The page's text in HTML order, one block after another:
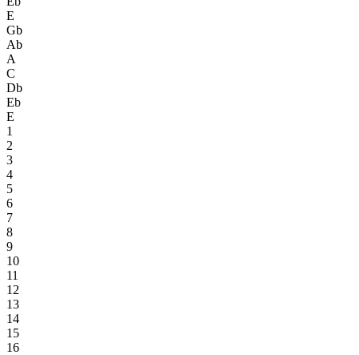
E
Gb
Ab
A
C
Db
Eb
E
1
2
3
4
5
6
7
8
9
10
11
12
13
14
15
16